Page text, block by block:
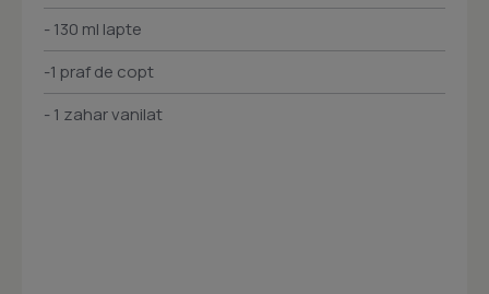
- 130 ml lapte
-1 praf de copt
- 1 zahar vanilat